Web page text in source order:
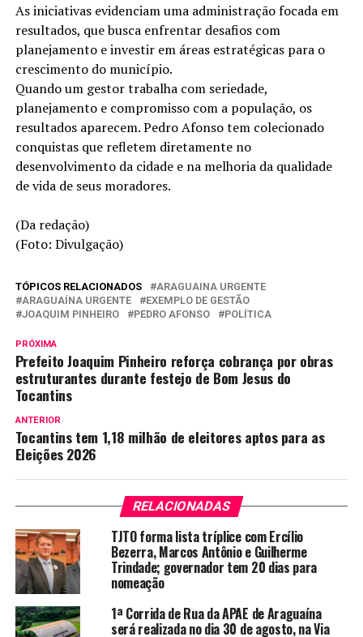
As iniciativas evidenciam uma administração focada em
resultados, que busca enfrentar desafios com
planejamento e investir em áreas estratégicas para o
crescimento do município.
Quando um gestor trabalha com seriedade,
planejamento e compromisso com a população, os
resultados aparecem. Pedro Afonso tem colecionado
conquistas que refletem diretamente no
desenvolvimento da cidade e na melhoria da qualidade
de vida de seus moradores.
(Da redação)
(Foto: Divulgação)
TÓPICOS RELACIONADOS
ARAGUAINA URGENTE
ARAGUAÍNA URGENTE
EXEMPLO DE GESTÃO
JOAQUIM PINHEIRO
PEDRO AFONSO POLÍTICA
PRÓXIMA
Prefeito Joaquim Pinheiro reforça cobrança por obras
estruturantes durante festejo de Bom Jesus do
Tocantins
ANTERIOR
Tocantins tem 1,18 milhão de eleitores aptos para as
Eleições 2026
RELACIONADAS
TJTO forma lista tríplice com Ercílio
Bezerra, Marcos Antônio e Guilherme
Trindade; governador tem 20 dias para
nomeação
1ª Corrida de Rua da APAE de Araguaína
será realizada no dia 30 de agosto, na Via